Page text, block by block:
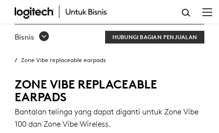
BANTALAN
TELINGA
DAPAT
DIGANTI
ZONE
VIBE
Bisnis HUBUNGI BAGIAN PENJUALAN
Zone Vibe replaceable earpads
ZONE VIBE REPLACEABLE
EARPADS
Bantalan telinga yang dapat diganti untuk Zone Vibe
100 dan Zone Vibe Wireless.